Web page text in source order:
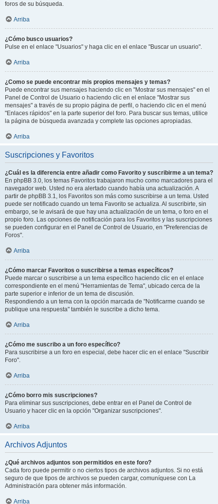
foros de su búsqueda.
Arriba
¿Cómo busco usuarios?
Pulse en el enlace "Usuarios" y haga clic en el enlace "Buscar un usuario".
Arriba
¿Como se puede encontrar mis propios mensajes y temas?
Puede encontrar sus mensajes haciendo clic en "Mostrar sus mensajes" en el
Panel de Control de Usuario o haciendo clic en el enlace "Mostrar sus
mensajes" a través de su propio página de perfil, o haciendo clic en el menú
"Enlaces rápidos" en la parte superior del foro. Para buscar sus temas, utilice
la página de búsqueda avanzada y complete las opciones apropiadas.
Arriba
Suscripciones y Favoritos
¿Cuál es la diferencia entre añadir como Favorito y suscribirme a un tema?
En phpBB 3.0, los temas Favoritos trabajaron mucho como marcadores para el
navegador web. Usted no era alertado cuando había una actualización. A
partir de phpBB 3.1, los Favoritos son más como suscribirse a un tema. Usted
puede ser notificado cuando un tema Favorito se actualiza. Al suscribirte, sin
embargo, se le avisará de que hay una actualización de un tema, o foro en el
propio foro. Las opciones de notificación para los Favoritos y las suscripciones
se pueden configurar en el Panel de Control de Usuario, en "Preferencias de
Foros".
Arriba
¿Cómo marcar Favoritos o suscribirse a temas específicos?
Puede marcar o suscribirse a un tema específico haciendo clic en el enlace
correspondiente en el menú "Herramientas de Tema", ubicado cerca de la
parte superior e inferior de un tema de discusión.
Respondiendo a un tema con la opción marcada de "Notificarme cuando se
publique una respuesta" también le suscribe a dicho tema.
Arriba
¿Cómo me suscribo a un foro específico?
Para suscribirse a un foro en especial, debe hacer clic en el enlace "Suscribir
Foro".
Arriba
¿Cómo borro mis suscripciones?
Para eliminar sus suscripciones, debe entrar en el Panel de Control de
Usuario y hacer clic en la opción "Organizar suscripciones".
Arriba
Archivos Adjuntos
¿Qué archivos adjuntos son permitidos en este foro?
Cada foro puede permitir o no ciertos tipos de archivos adjuntos. Si no está
seguro de que tipos de archivos se pueden cargar, comuníquese con La
Administración para obtener más información.
Arriba